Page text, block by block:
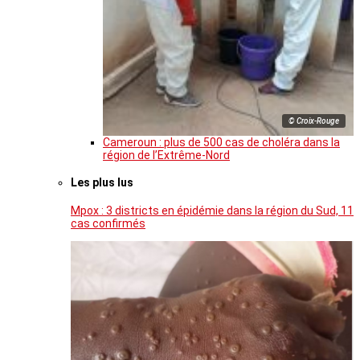
© Croix-Rouge
Cameroun : plus de 500 cas de choléra dans la
région de l’Extrême-Nord
Les plus lus
Mpox : 3 districts en épidémie dans la région du Sud, 11
cas confirmés